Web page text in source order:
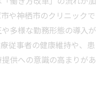
や神栖市のクリニックで
多様な勤務形態の導入が
従事者の健康維持や、患
供への意識の高まりがあ